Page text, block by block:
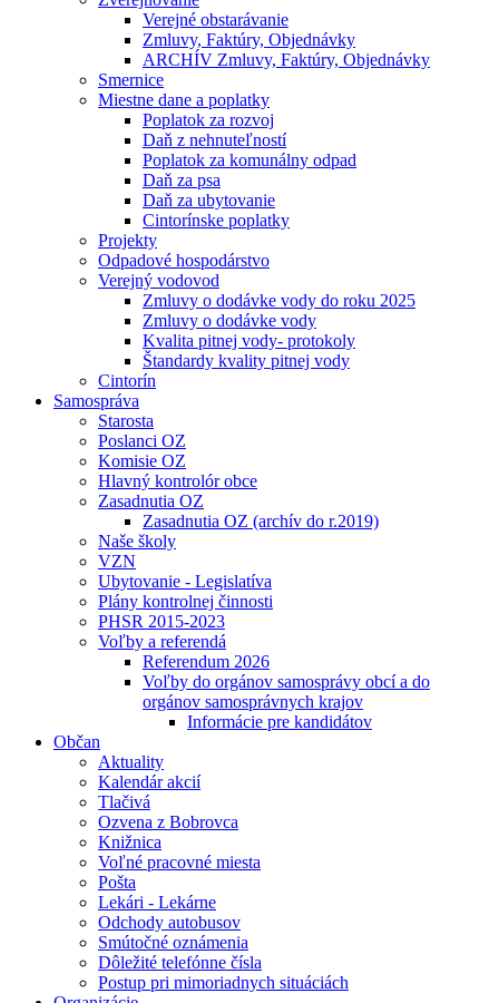
Verejné obstarávanie
Zmluvy, Faktúry, Objednávky
ARCHÍV Zmluvy, Faktúry, Objednávky
Smernice
Miestne dane a poplatky
Poplatok za rozvoj
Daň z nehnuteľností
Poplatok za komunálny odpad
Daň za psa
Daň za ubytovanie
Cintorínske poplatky
Projekty
Odpadové hospodárstvo
Verejný vodovod
Zmluvy o dodávke vody do roku 2025
Zmluvy o dodávke vody
Kvalita pitnej vody- protokoly
Štandardy kvality pitnej vody
Cintorín
Samospráva
Starosta
Poslanci OZ
Komisie OZ
Hlavný kontrolór obce
Zasadnutia OZ
Zasadnutia OZ (archív do r.2019)
Naše školy
VZN
Ubytovanie - Legislatíva
Plány kontrolnej činnosti
PHSR 2015-2023
Voľby a referendá
Referendum 2026
Voľby do orgánov samosprávy obcí a do
orgánov samosprávnych krajov
Informácie pre kandidátov
Občan
Aktuality
Kalendár akcií
Tlačivá
Ozvena z Bobrovca
Knižnica
Voľné pracovné miesta
Pošta
Lekári - Lekárne
Odchody autobusov
Smútočné oznámenia
Dôležité telefónne čísla
Postup pri mimoriadnych situáciách